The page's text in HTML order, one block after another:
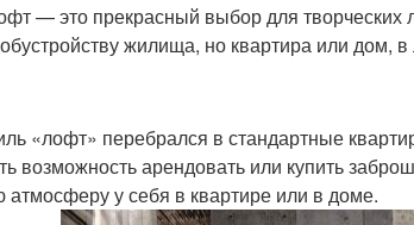
— это прекрасный выбор для
жилища, но квартира или дом,
«лофт» перебрался в стандартные
возможность арендовать или купить
атмосферу у себя в квартире или в доме.